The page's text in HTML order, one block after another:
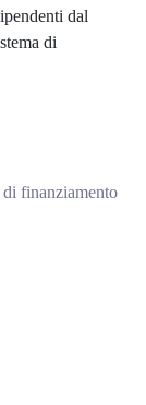
dal
di
finanziamento